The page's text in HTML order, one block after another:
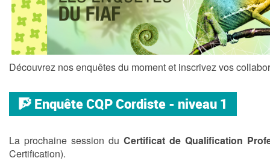
Découvrez nos enquêtes du moment et inscrivez vos
🧗 Enquête CQP Cordiste - niveau 1
La prochaine session du Certificat de Qualification
Certification).